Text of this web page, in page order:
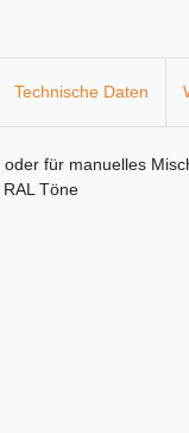
Technische Daten
für manuelles
Töne